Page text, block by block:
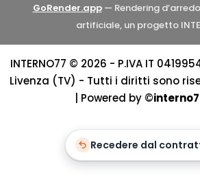
GoRender.app— Rendering
artificiale, un progetto
INTERNO77 © 2026 - P.IVA IT
Livenza (TV) - Tutti i diritti sono
| Powered by ©
Recedere dal